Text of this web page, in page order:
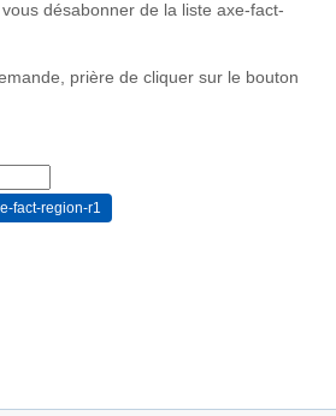
désabonner de la liste axe-fact-
prière de cliquer sur le bouton